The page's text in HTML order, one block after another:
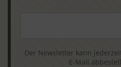
Der Newsletter kann
E-Mail